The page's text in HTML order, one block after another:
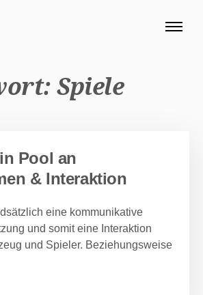
THINKINGSpiele
Pool an
& Interaktion
eine kommunikative
und somit eine Interaktion
und Spieler. Beziehungsweise